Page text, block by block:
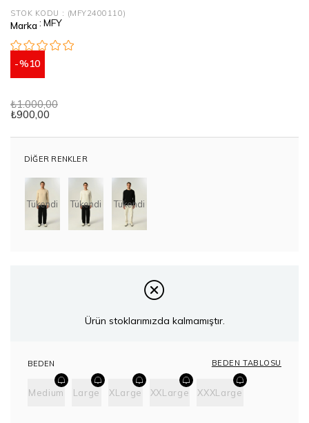
STOK KODU (MFY2400110)
Marka: MFY
10
₺1.000,00
₺900,00
DIĞER RENKLER
Tükendi Tükendi Tükendi
Ürün stoklarımızda kalmamıştır.
BEDEN BEDEN TABLOSU
Medium Large XLarge XXLarge XXXLarge